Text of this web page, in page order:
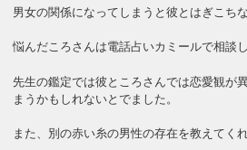
男女の関係になってしまうと彼とはぎこち
悩んだころさんは電話占いカミールで相談
先生の鑑定では彼ところさんでは恋愛観が
まうかもしれないとでました。
また、別の赤い糸の男性の存在を教えてくれ